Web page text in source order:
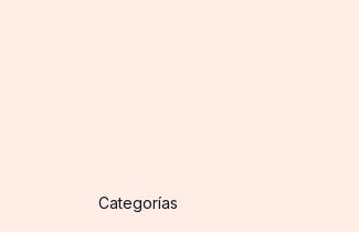
Categorías